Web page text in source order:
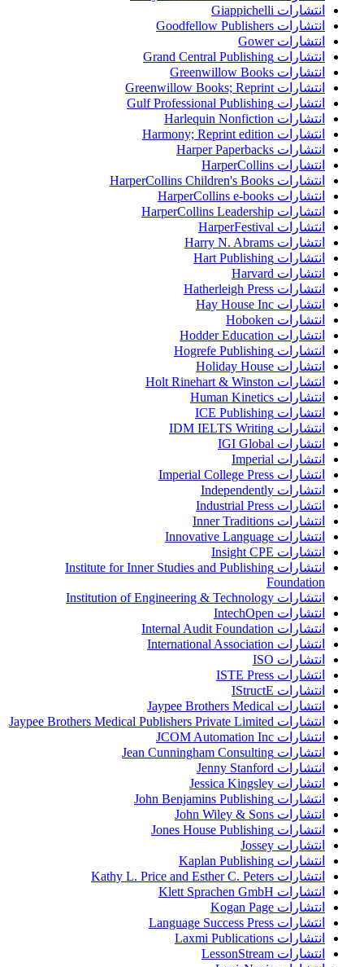
انتشارات Giappichelli
انتشارات Goodfellow Publishers
انتشارات Gower
انتشارات Grand Central Publishing
انتشارات Greenwillow Books
انتشارات Greenwillow Books; Reprint
انتشارات Gulf Professional Publishing
انتشارات Harlequin Nonfiction
انتشارات Harmony; Reprint edition
انتشارات Harper Paperbacks
انتشارات HarperCollins
انتشارات HarperCollins Children's Books
انتشارات HarperCollins e-books
انتشارات HarperCollins Leadership
انتشارات HarperFestival
انتشارات Harry N. Abrams
انتشارات Hart Publishing
انتشارات Harvard
انتشارات Hatherleigh Press
انتشارات Hay House Inc
انتشارات Hoboken
انتشارات Hodder Education
انتشارات Hogrefe Publishing
انتشارات Holiday House
انتشارات Holt Rinehart & Winston
انتشارات Human Kinetics
انتشارات ICE Publishing
انتشارات IDM IELTS Writing
انتشارات IGI Global
انتشارات Imperial
انتشارات Imperial College Press
انتشارات Independently
انتشارات Industrial Press
انتشارات Inner Traditions
انتشارات Innovative Language
انتشارات Insight CPE
انتشارات Institute for Inner Studies and Publishing
Foundation
انتشارات Institution of Engineering & Technology
انتشارات IntechOpen
انتشارات Internal Audit Foundation
انتشارات International Association
انتشارات ISO
انتشارات ISTE Press
انتشارات IStructE
انتشارات Jaypee Brothers Medical
انتشارات Jaypee Brothers Medical Publishers Private Limited
انتشارات JCOM Automation Inc
انتشارات Jean Cunningham Consulting
انتشارات Jenny Stanford
انتشارات Jessica Kingsley
انتشارات John Benjamins Publishing
انتشارات John Wiley & Sons
انتشارات Jones House Publishing
انتشارات Jossey
انتشارات Kaplan Publishing
انتشارات Kathy L. Price and Esther C. Peters
انتشارات Klett Sprachen GmbH
انتشارات Kogan Page
انتشارات Language Success Press
انتشارات Laxmi Publications
انتشارات LessonStream